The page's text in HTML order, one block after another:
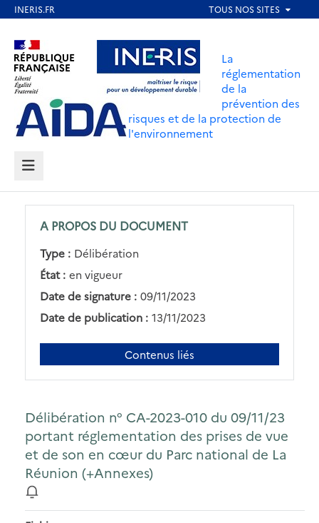
contenu
principal
Aller au contenu Aller au menu
Aller au pied de page
La
réglementation
de la
prévention des
risques et de la protection de
l'environnement
MENU
A PROPOS DU DOCUMENT
Type : Délibération
État : en vigueur
Date de signature : 09/11/2023
Date de publication : 13/11/2023
Contenus liés
Délibération n° CA-2023-010 du 09/11/23
portant réglementation des prises de vue
et de son en cœur du Parc national de La
Réunion (+Annexes)